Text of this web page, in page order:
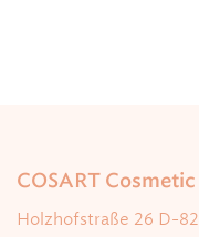
COSART
Holzhofstraße 26 D-